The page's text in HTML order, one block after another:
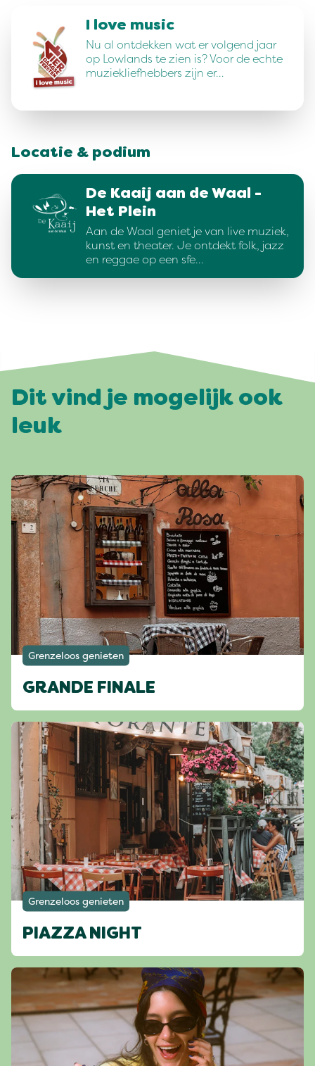
I love music
Nu al ontdekken wat er volgend jaar
op Lowlands te zien is? Voor de echte
muziekliefhebbers zijn er…
Locatie & podium
De Kaaij aan de Waal -
Het Plein
Aan de Waal geniet je van live muziek,
kunst en theater. Je ontdekt folk, jazz
en reggae op een sfe…
Dit vind je mogelijk ook
leuk
Grenzeloos genieten
GRANDE FINALE
Grenzeloos genieten
PIAZZA NIGHT